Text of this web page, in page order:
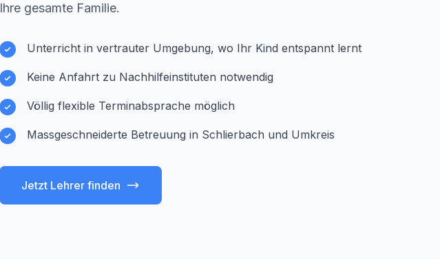
Ihre gesamte Familie.
Unterricht in vertrauter Umgebung, wo Ihr Kind entspannt lernt
Keine Anfahrt zu Nachhilfeinstituten notwendig
Völlig flexible Terminabsprache möglich
Massgeschneiderte Betreuung in Schlierbach und Umkreis
Jetzt Lehrer finden